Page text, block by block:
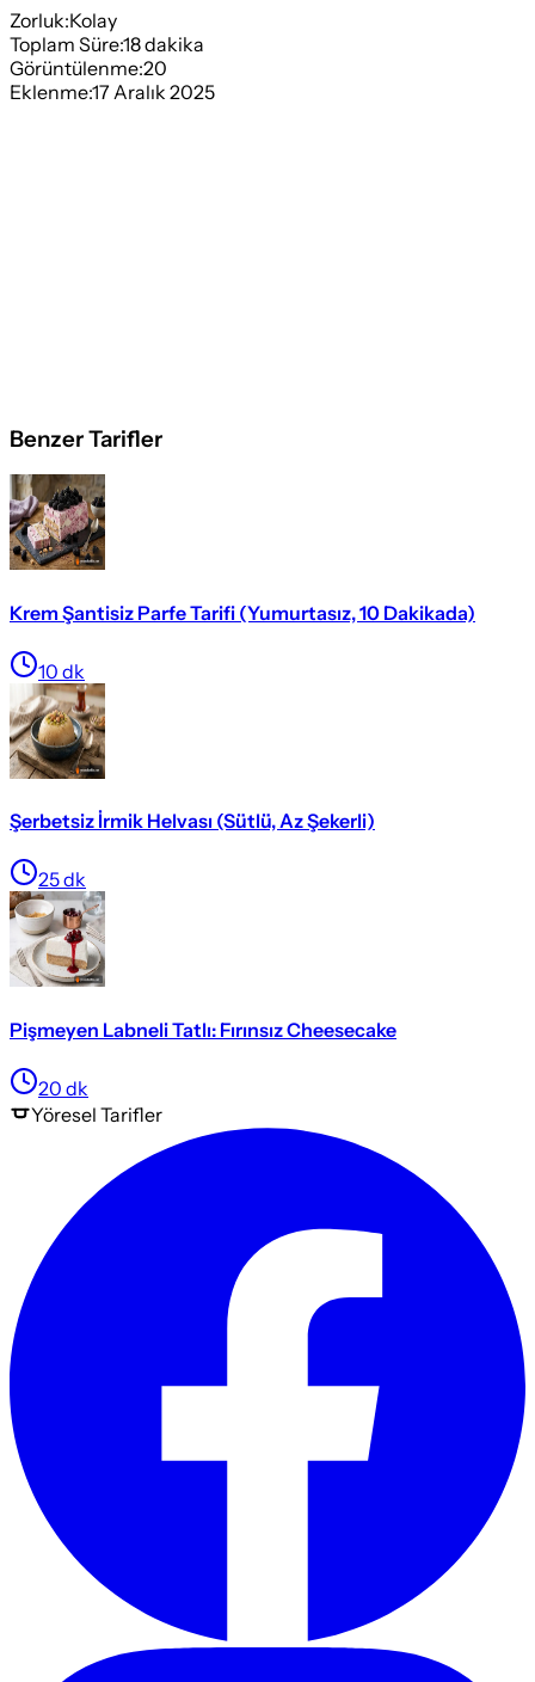
Zorluk:Kolay
Toplam Süre:18dakika
Görüntülenme:20
Eklenme:17 Aralık 2025
Benzer Tarifler
Krem Şantisiz Parfe Tarifi (Yumurtasız, 10 Dakikada)
10 dk
Şerbetsiz İrmik Helvası (Sütlü, Az Şekerli)
25dk
Pişmeyen Labneli Tatlı: Fırınsız Cheesecake
20 dk
Yöresel Tarifler